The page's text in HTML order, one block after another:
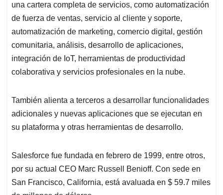
una cartera completa de servicios, como automatización
de fuerza de ventas, servicio al cliente y soporte,
automatización de marketing, comercio digital, gestión
comunitaria, análisis, desarrollo de aplicaciones,
integración de IoT, herramientas de productividad
colaborativa y servicios profesionales en la nube.
También alienta a terceros a desarrollar funcionalidades
adicionales y nuevas aplicaciones que se ejecutan en
su plataforma y otras herramientas de desarrollo.
Salesforce fue fundada en febrero de 1999, entre otros,
por su actual CEO Marc Russell Benioff. Con sede en
San Francisco, California, está avaluada en $ 59.7 miles